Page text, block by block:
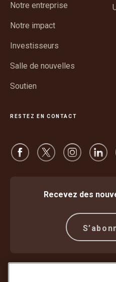
Notre entreprise
Notre impact
Investisseurs
Salle de nouvelles
Soutien
RESTEZ EN CONTACT
Recevez des